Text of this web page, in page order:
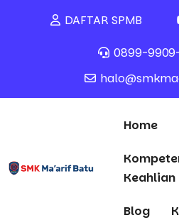
DAFTAR SPMB
0899-
Home
Keahlian
Blog